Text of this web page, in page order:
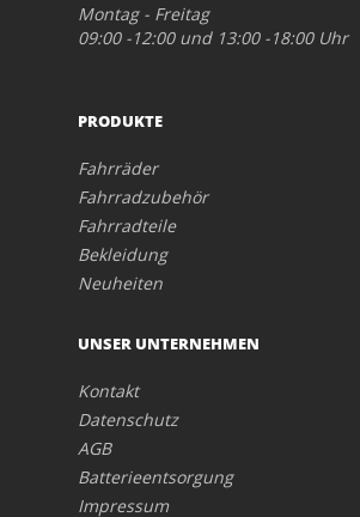
Montag - Freitag
09:00 -12:00 und 13:00 -18:00 Uhr
PRODUKTE
Fahrräder
Fahrradzubehör
Fahrradteile
Bekleidung
Neuheiten
UNSER UNTERNEHMEN
Kontakt
Datenschutz
AGB
Batterieentsorgung
Impressum